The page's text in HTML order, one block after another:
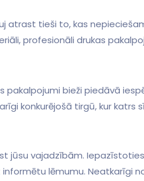
atrast ⁤tieši to, kas
profesionāli drukas
bieži piedāvā
konkurējošā tirgū, kur ‍katrs
jūsu vajadzībām.‍
lēmumu.